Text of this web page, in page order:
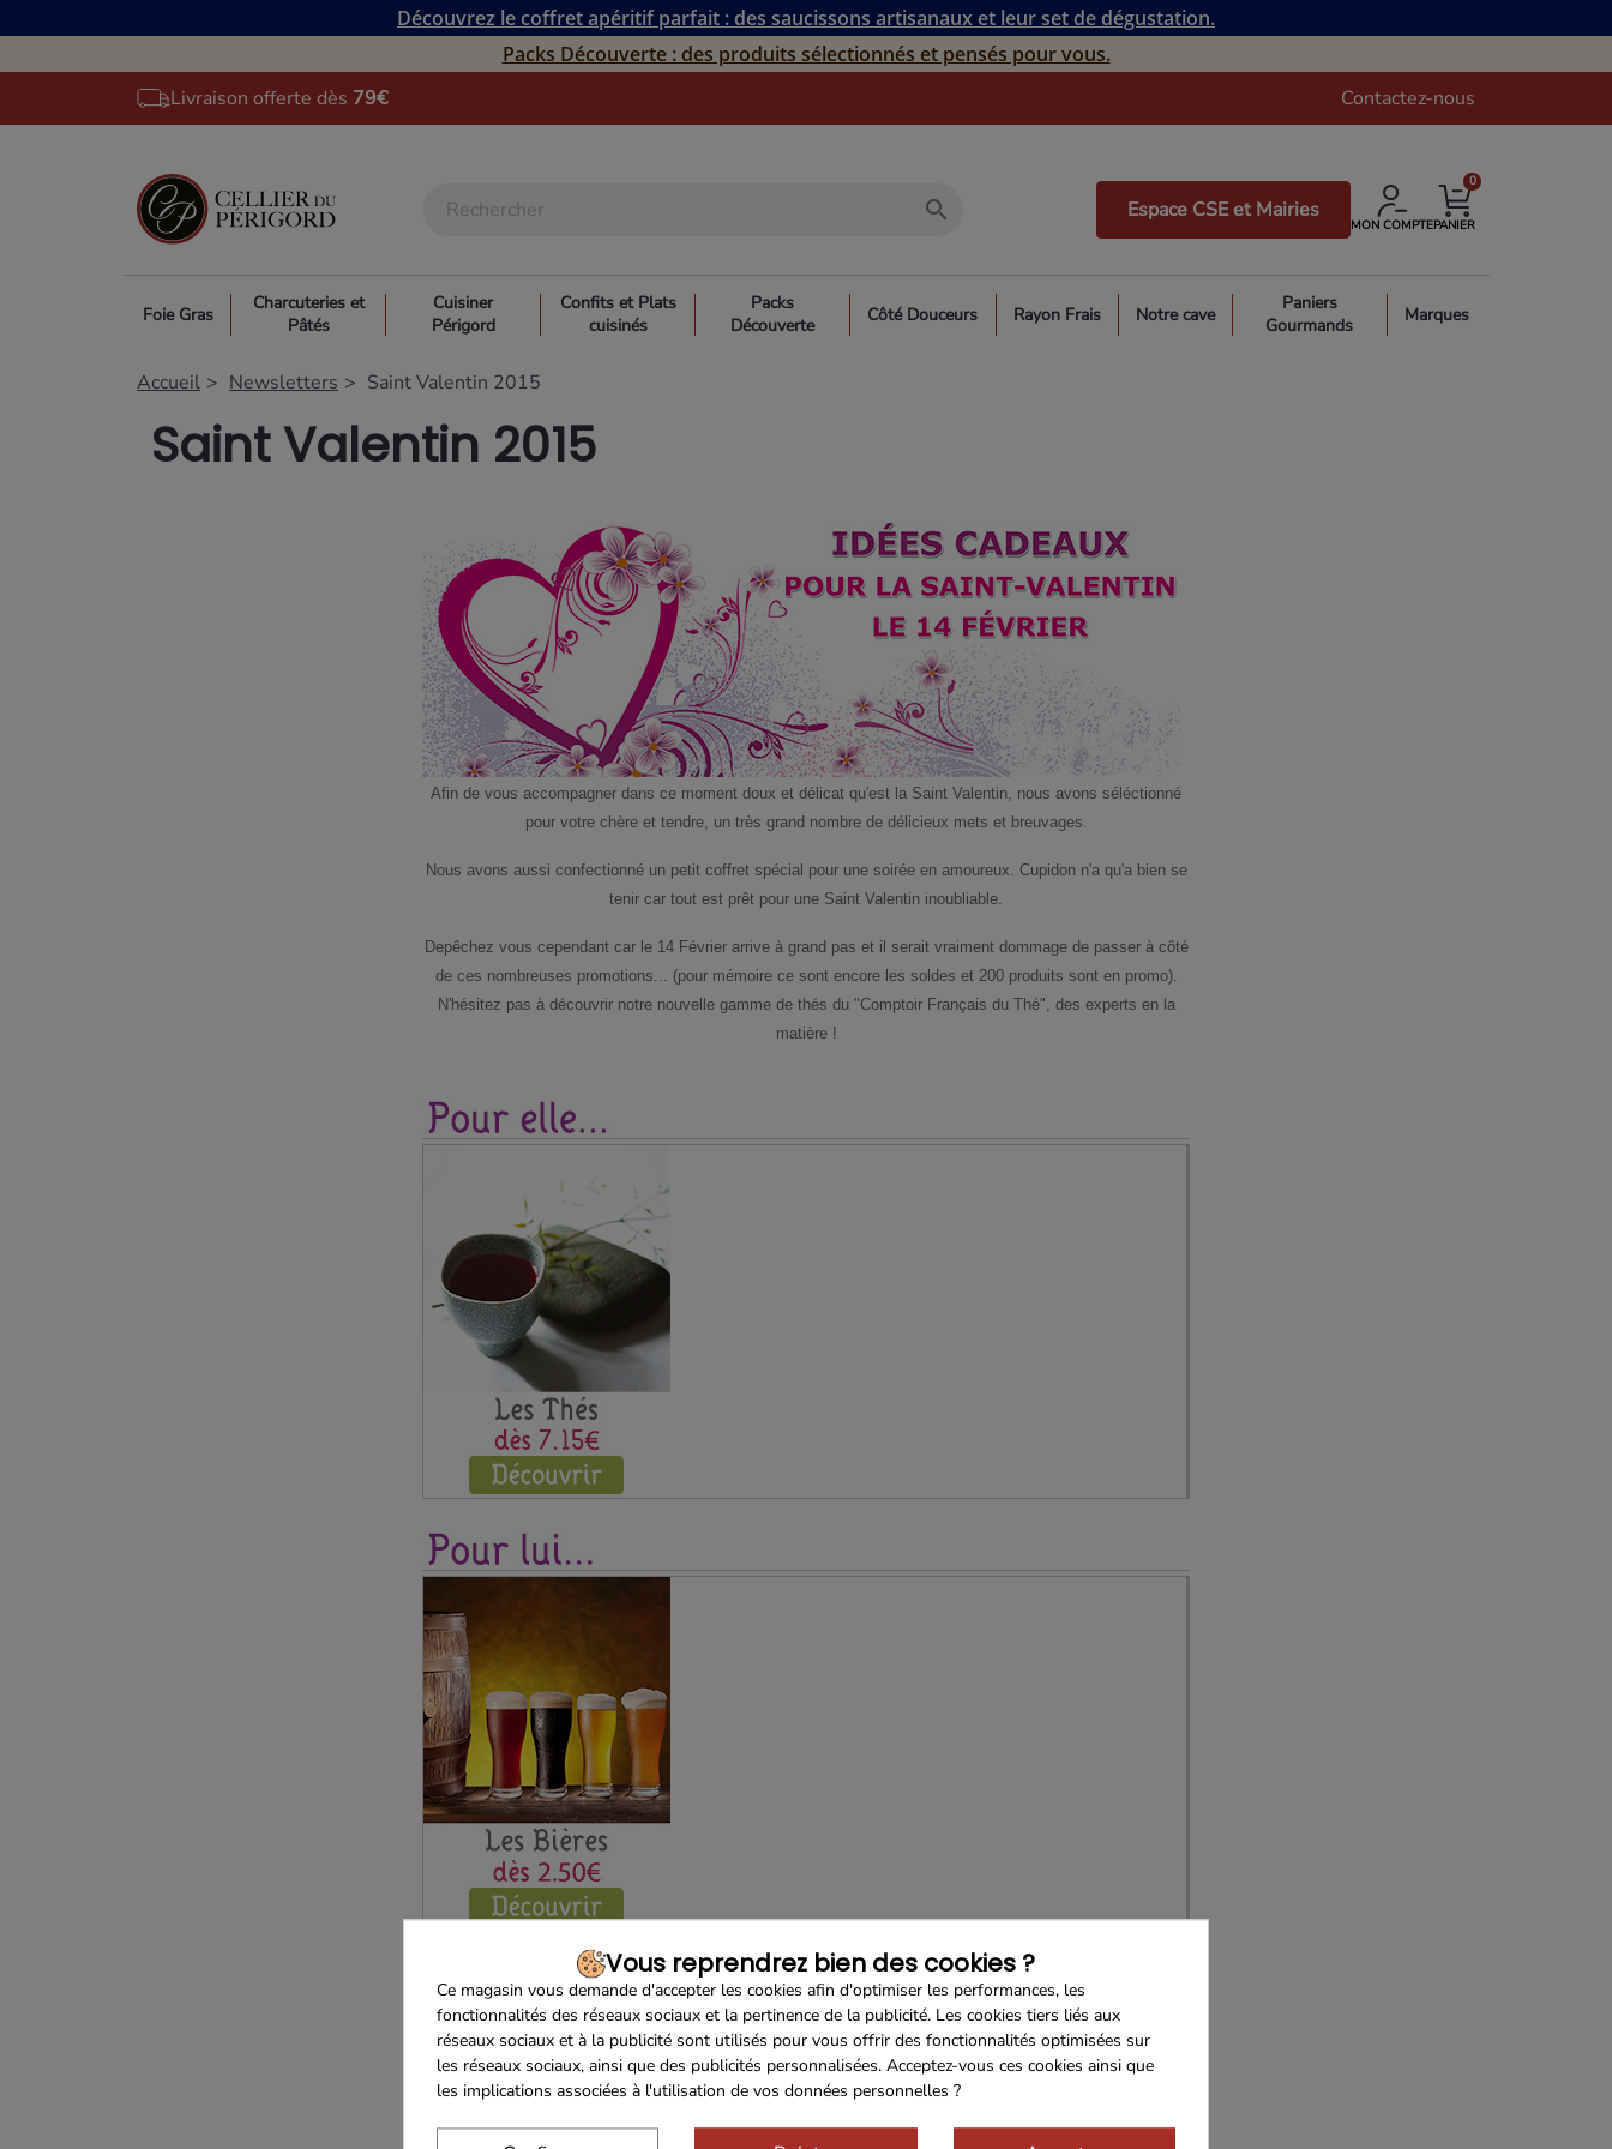
Découvrez le coffret apéritif parfait : des saucissons artisanaux et leur set de dégustation.
Packs Découverte : des produits sélectionnés et pensés pour vous.
Livraison offerte dès 79€ Contactez-nous
search Espace CSE et Mairies
MON COMPTEPANIER
0
Foie Gras
Charcuteries et
Pâtés
Cuisiner
Périgord
Confits et Plats
cuisinés
Packs
Découverte
Côté Douceurs Rayon Frais Notre cave
Paniers
Gourmands
Marques
Accueil Newsletters Saint Valentin 2015
Saint Valentin 2015
Afin de vous accompagner dans ce moment doux et délicat qu'est la Saint Valentin, nous avons séléctionné
pour votre chère et tendre, un très grand nombre de délicieux mets et breuvages.
Nous avons aussi confectionné un petit coffret spécial pour une soirée en amoureux. Cupidon n'a qu'a bien se
tenir car tout est prêt pour une Saint Valentin inoubliable.
Depêchez vous cependant car le 14 Février arrive à grand pas et il serait vraiment dommage de passer à côté
de ces nombreuses promotions... (pour mémoire ce sont encore les soldes et 200 produits sont en promo).
N'hésitez pas à découvrir notre nouvelle gamme de thés du "Comptoir Français du Thé", des experts en la
matière !
Vous reprendrez bien des cookies ?
Ce magasin vous demande d'accepter les cookies afin d'optimiser les performances, les
fonctionnalités des réseaux sociaux et la pertinence de la publicité. Les cookies tiers liés aux
réseaux sociaux et à la publicité sont utilisés pour vous offrir des fonctionnalités optimisées sur
les réseaux sociaux, ainsi que des publicités personnalisées. Acceptez-vous ces cookies ainsi que
les implications associées à l'utilisation de vos données personnelles ?